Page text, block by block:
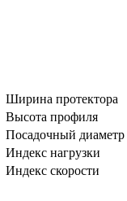
Ширина протектора
Высота профиля
Посадочный диаметр
Индекс нагрузки
Индекс скорости